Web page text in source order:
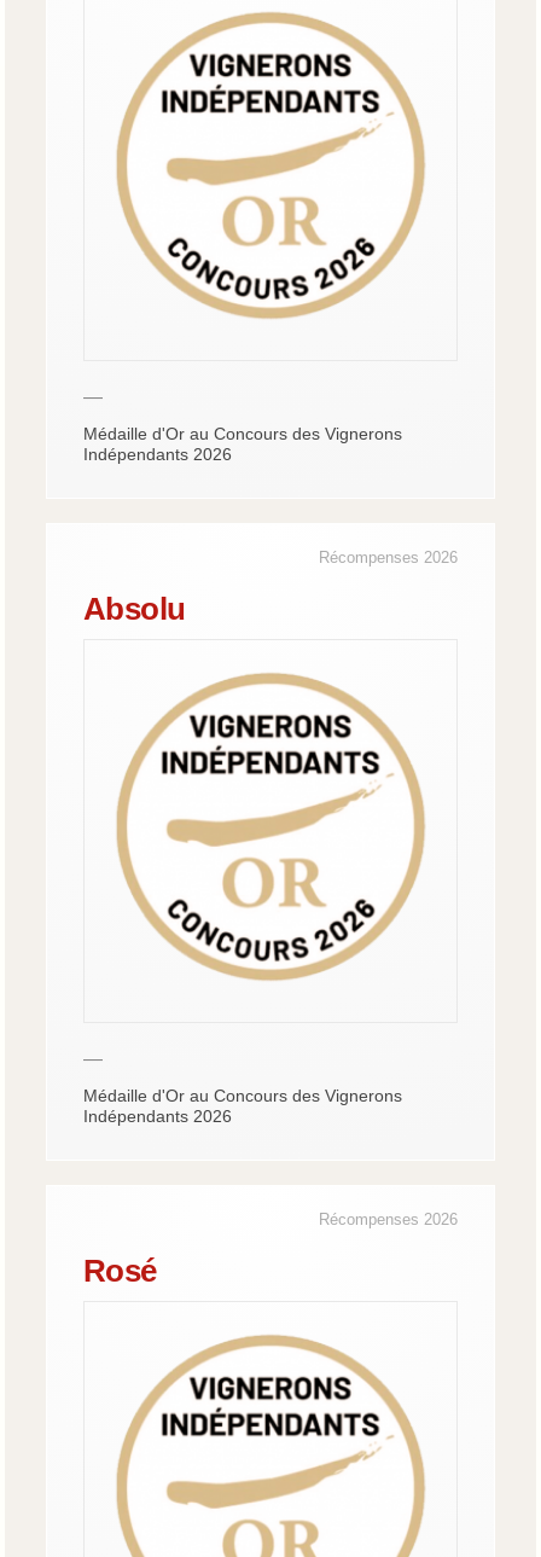
—
Médaille d'Or au Concours des Vignerons
Indépendants 2026
Récompenses 2026
Absolu
—
Médaille d'Or au Concours des Vignerons
Indépendants 2026
Récompenses 2026
Rosé